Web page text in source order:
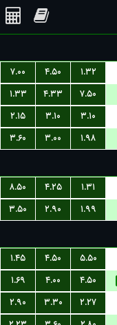
۱.۳۲ ۴.۵۰
۷.۰۰
۷.۵۰ ۴.۳۳
۱.۳۳
۳.۱۰ ۳.۱۰
۲.۱۵
۱.۹۸ ۳.۰۰
۳.۶۰
۱.۳۱ ۴.۲۵
۸.۵۰
۱.۹۹ ۲.۹۰
۳.۵۰
۵.۵۰ ۴.۵۰
۱.۴۵
۴.۵۰ ۴.۰۰
۱.۶۹
۲.۲۷ ۳.۳۰
۲.۹۰